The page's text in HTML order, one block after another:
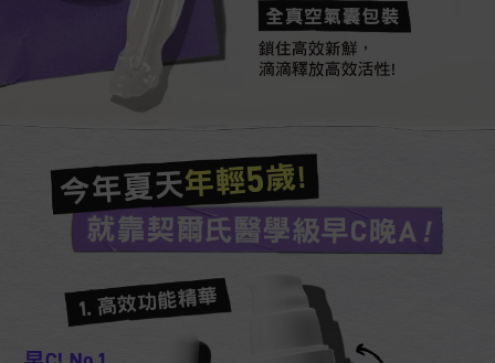
全真空氣囊包裝
鎖住高效新鮮，
滴滴釋放高效活性!
今年夏天年輕5歲!​
就靠契爾氏醫學級早C晚A !